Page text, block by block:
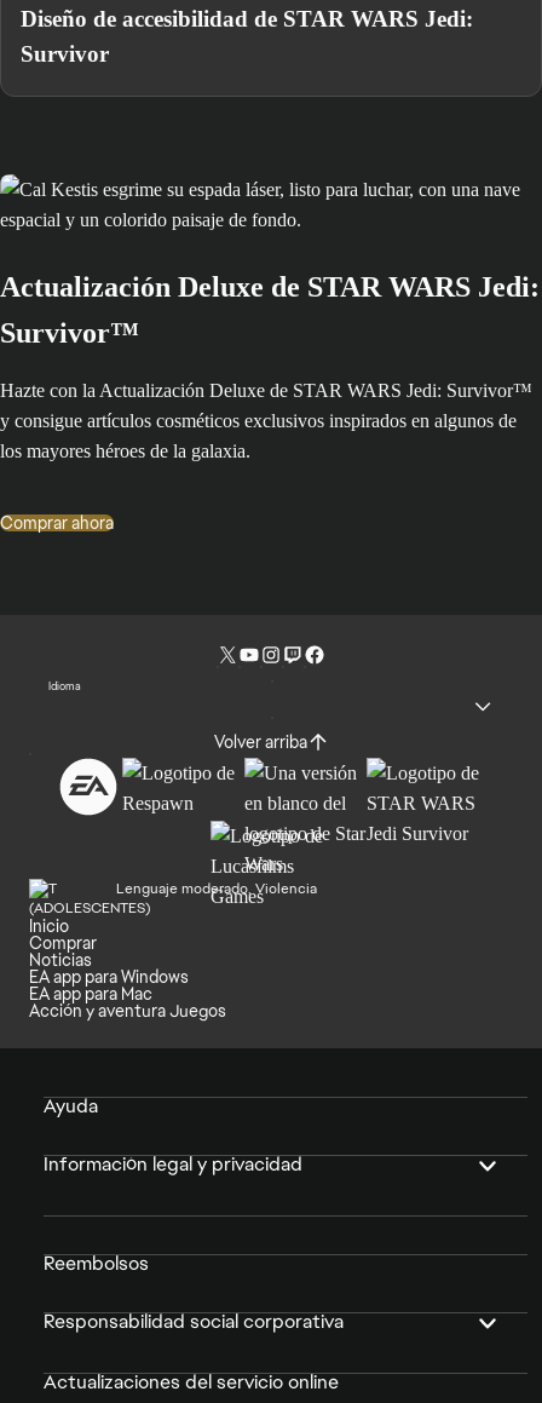
Diseño de accesibilidad de STAR WARS Jedi:
Survivor
Actualización Deluxe de STAR WARS Jedi:
Survivor™
Hazte con la Actualización Deluxe de STAR WARS Jedi: Survivor™
y consigue artículos cosméticos exclusivos inspirados en algunos de
los mayores héroes de la galaxia.
Comprar ahora
Idioma
Volver arriba
Lenguaje moderado, Violencia
Inicio
Comprar
Noticias
EA app para Windows
EA app para Mac
Acción y aventura Juegos
Ayuda
Información legal y privacidad
Reembolsos
Responsabilidad social corporativa
Actualizaciones del servicio online